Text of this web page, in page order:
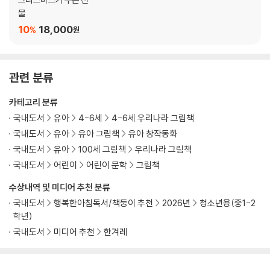
물
18,000원
10%
관련 분류
수상내역 및 미디어 추천 분류
국내도서
행복한아침독서/책둥이 추천 2026년
청소년용(중1-2
학년)
국내도서
미디어 추천 한겨레
카테고리 분류
국내도서
유아 4-6세
4-6세 우리나라 그림책
국내도서
유아 유아 그림책
유아 창작동화
국내도서
유아 100세 그림책
우리나라 그림책
국내도서
어린이 어린이 문학 그림책